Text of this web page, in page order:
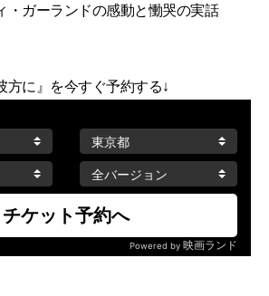
・ガーランドの感動と慟哭の実話
方に』を今すぐ予約する↓